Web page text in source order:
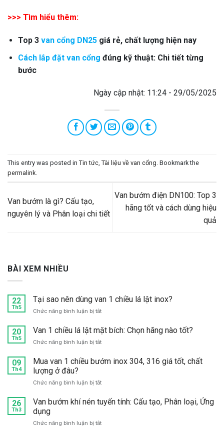
BÀI XEM NHIỀU
22
Th5
Tại sao nên dùng van 1 chiều lá lật inox?
Chức năng bình luận bị tắtở
sao
nên
dùng
1
20
Th5
Van 1 chiều lá lật mặt bích: Chọn hãng nào tốt?
Chức năng bình luận bị tắtở
1
lật
bích:
nào
09
Th4
Mua van 1 chiều bướm inox 304, 316 giá tốt, chất
lượng ở đâu?
Chức năng bình luận bị tắtở
van
1
bướm
26
Th3
Van bướm khí nén tuyến tính: Cấu tạo, Phân loại, Ứng
dụng
Chức năng bình luận bị tắtở
>>> Tìm hiểu thêm:
Top 3 van cổng DN25giá rẻ, chất lượng hiện nay
Cách lắp đặt van cổng đúng kỹ thuật: Chi tiết từng
bước
Ngày cập nhật: 11:24 - 29/05/2025
This entry was posted in Tin tức Tài liệu về van cổng . Bookmark the
permalink
Van bướm là gì? Cấu tạo,
nguyên lý và Phân loại chi tiết
Van bướm điện DN100: Top 3
hãng tốt và cách dùng hiệu
quả